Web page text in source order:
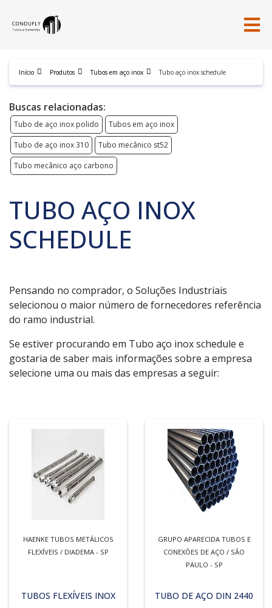
Início Produtos Tubos em aço inox Tubo aço inox schedule
Buscas relacionadas:
Tubo de aço inox polido
Tubos em aço inox
Tubo de aço inox 310
Tubo mecânico st52
Tubo mecânico aço carbono
TUBO AÇO INOX
SCHEDULE
Pensando no comprador, o Soluções Industriais
selecionou o maior número de fornecedores referência
do ramo industrial.
Se estiver procurando em Tubo aço inox schedule e
gostaria de saber mais informações sobre a empresa
selecione uma ou mais das empresas a seguir:
HAENKE TUBOS METÁLICOS
FLEXÍVEIS / DIADEMA - SP
TUBOS FLEXÍVEIS INOX
GRUPO APARECIDA TUBOS E
CONEXÕES DE AÇO / SÃO
PAULO - SP
TUBO DE AÇO DIN 2440